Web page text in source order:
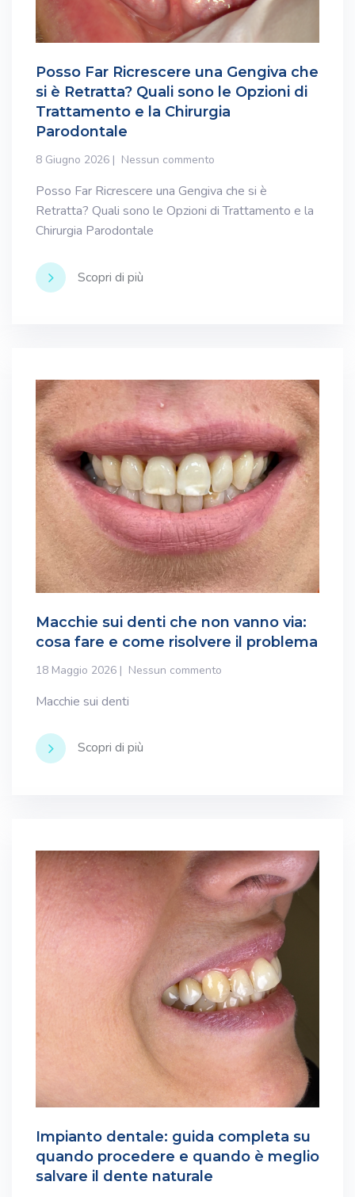
Posso Far Ricrescere una Gengiva che
si è Retratta? Quali sono le Opzioni di
Trattamento e la Chirurgia
Parodontale
8 Giugno 2026 Nessun commento
Posso Far Ricrescere una Gengiva che si è
Retratta? Quali sono le Opzioni di Trattamento e la
Chirurgia Parodontale
Scopri di più
Macchie sui denti che non vanno via:
cosa fare e come risolvere il problema
18 Maggio 2026 Nessun commento
Macchie sui denti
Scopri di più
Impianto dentale: guida completa su
quando procedere e quando è meglio
salvare il dente naturale